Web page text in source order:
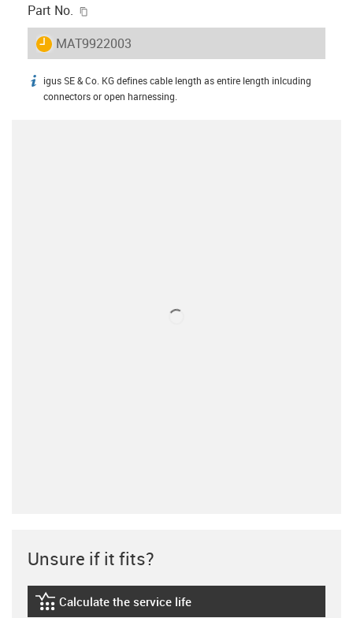
Part No.
igus-icon-lieferzeit
MAT9922003
igus-icon-info
igus SE & Co. KG defines cable length as entire length inlcuding
connectors or open harnessing.
Unsure if it fits?
igus-icon-lebensdauerrechner
Calculate the service life